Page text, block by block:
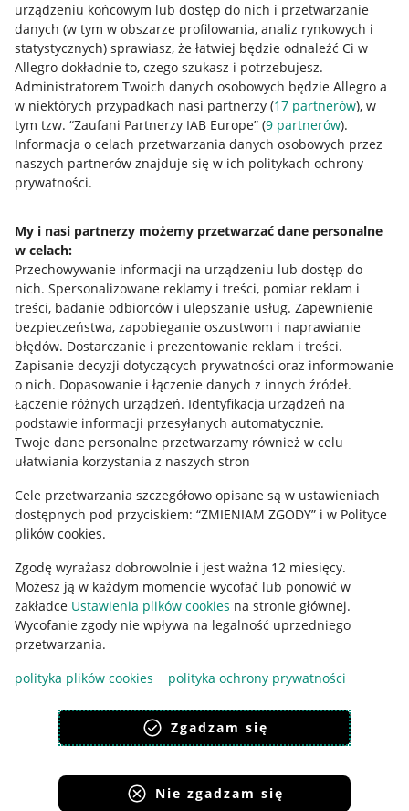
urządzeniu końcowym lub dostęp do nich i przetwarzanie
danych (w tym w obszarze profilowania, analiz rynkowych i
statystycznych) sprawiasz, że łatwiej będzie odnaleźć Ci w
Allegro dokładnie to, czego szukasz i potrzebujesz.
Administratorem Twoich danych osobowych będzie Allegro a
w niektórych przypadkach nasi partnerzy (17 partnerów), w
tym tzw. “Zaufani Partnerzy IAB Europe” (9 partnerów).
Informacja o celach przetwarzania danych osobowych przez
naszych partnerów znajduje się w ich politykach ochrony
prywatności.
My i nasi partnerzy możemy przetwarzać dane personalne
w celach:
Przechowywanie informacji na urządzeniu lub dostęp do
nich. Spersonalizowane reklamy i treści, pomiar reklam i
treści, badanie odbiorców i ulepszanie usług. Zapewnienie
bezpieczeństwa, zapobieganie oszustwom i naprawianie
błędów. Dostarczanie i prezentowanie reklam i treści.
Zapisanie decyzji dotyczących prywatności oraz informowanie
o nich. Dopasowanie i łączenie danych z innych źródeł.
Łączenie różnych urządzeń. Identyfikacja urządzeń na
podstawie informacji przesyłanych automatycznie.
Twoje dane personalne przetwarzamy również w celu
ułatwiania korzystania z naszych stron
Cele przetwarzania szczegółowo opisane są w ustawieniach
dostępnych pod przyciskiem: “ZMIENIAM ZGODY” i w Polityce
plików cookies.
Zgodę wyrażasz dobrowolnie i jest ważna 12 miesięcy.
Możesz ją w każdym momencie wycofać lub ponowić w
zakładce Ustawienia plików cookies na stronie głównej.
Wycofanie zgody nie wpływa na legalność uprzedniego
przetwarzania.
polityka plików cookies
polityka ochrony prywatności
Zgadzam się
Nie zgadzam się
Przydatne informacje
Jak to działa
Allegro Gadane dla sprzedających
Allegro Gadane dla kupujących
Mapa miejscowości
Informacje prawne
Regulamin
Polityka plików "cookies"
Ustawienia plików "cookies"
Udostępnianie lokalizacji
Informacje dla Aktu o Usługach Cyfrowych
Pobierz aplikację
Korzystanie z serwisu oznacza akceptacjęregulaminu